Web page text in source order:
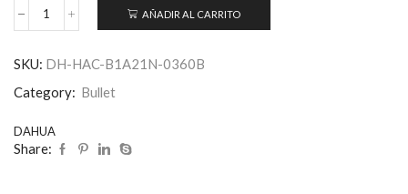
AÑADIR AL CARRITO
SKU: DH-HAC-B1A21N-0360B
Category: Bullet
DAHUA
Share: